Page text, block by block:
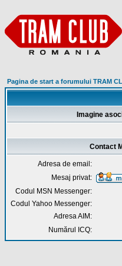
Pagina de start a forumului TRAM
Imagine
Contact
Adresa de email:
Mesaj privat:
Codul MSN Messenger:
Codul Yahoo Messenger:
Adresa AIM:
Numărul ICQ: